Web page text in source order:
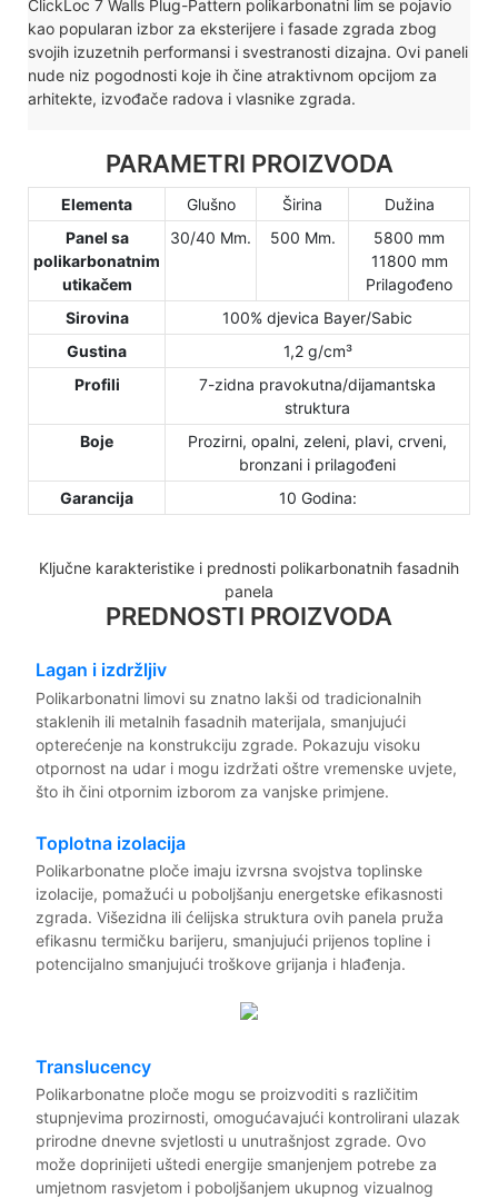
ClickLoc 7 Walls Plug-Pattern polikarbonatni lim se pojavio
kao popularan izbor za eksterijere i fasade zgrada zbog
svojih izuzetnih performansi i svestranosti dizajna. Ovi paneli
nude niz pogodnosti koje ih čine atraktivnom opcijom za
arhitekte, izvođače radova i vlasnike zgrada.
PARAMETRI PROIZVODA
Elementa Glušno Širina
Dužina
Panel sa
polikarbonatnim
utikačem
30/40 Mm. 500 Mm.
5800 mm
11800 mm
Prilagođeno
Sirovina
100% djevica Bayer/Sabic
Gustina
1,2 g/cm³
Profili
7-zidna pravokutna/dijamantska
struktura
Boje
Prozirni, opalni, zeleni, plavi, crveni,
bronzani i prilagođeni
Garancija
10 Godina:
Ključne karakteristike i prednosti polikarbonatnih fasadnih
panela
PREDNOSTI PROIZVODA
Lagan i izdržljiv
Polikarbonatni limovi su znatno lakši od tradicionalnih
staklenih ili metalnih fasadnih materijala, smanjujući
opterećenje na konstrukciju zgrade. Pokazuju visoku
otpornost na udar i mogu izdržati oštre vremenske uvjete,
što ih čini otpornim izborom za vanjske primjene.
Toplotna izolacija
Polikarbonatne ploče imaju izvrsna svojstva toplinske
izolacije, pomažući u poboljšanju energetske efikasnosti
zgrada. Višezidna ili ćelijska struktura ovih panela pruža
efikasnu termičku barijeru, smanjujući prijenos topline i
potencijalno smanjujući troškove grijanja i hlađenja.
Translucency
Polikarbonatne ploče mogu se proizvoditi s različitim
stupnjevima prozirnosti, omogućavajući kontrolirani ulazak
prirodne dnevne svjetlosti u unutrašnjost zgrade. Ovo
može doprinijeti uštedi energije smanjenjem potrebe za
umjetnom rasvjetom i poboljšanjem ukupnog vizualnog